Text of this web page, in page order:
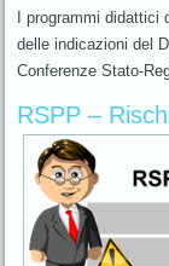
I programmi
delle indicazioni del
Conferenze Stato-
RSPP –